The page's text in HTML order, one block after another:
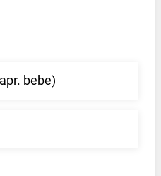
bebe)